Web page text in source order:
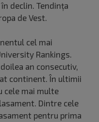
declin. Tendinţa
de Vest.
cel mai
Rankings.
an consecutiv,
continent. În ultimii
cele mai multe
Dintre cele
pentru prima